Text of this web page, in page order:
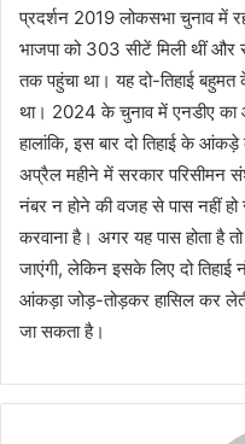
प्रदर्शन 2019 लोकसभा चुनाव में
भाजपा को 303 सीटें मिली थीं
तक पहुंचा था। यह दो-तिहाई
था। 2024 के चुनाव में एनडीए
हालांकि, इस बार दो तिहाई के आंकड़े
अप्रैल महीने में सरकार परिसीमन
नंबर न होने की वजह से पास नहीं
करवाना है। अगर यह पास होता है
जाएंगी, लेकिन इसके लिए दो
आंकड़ा जोड़-तोड़कर हासिल कर
जा सकता है।